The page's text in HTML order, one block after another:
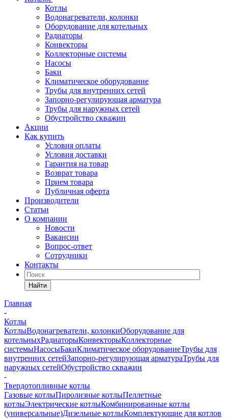
Котлы
Водонагреватели, колонки
Оборудование для котельных
Радиаторы
Конвекторы
Коллекторные системы
Насосы
Баки
Климатическое оборудование
Трубы для внутренних сетей
Запорно-регулирующая арматура
Трубы для наружных сетей
Обустройство скважин
Акции
Как купить
Условия оплаты
Условия доставки
Гарантия на товар
Возврат товара
Прием товара
Публичная оферта
Производители
Статьи
О компании
Новости
Вакансии
Вопрос-ответ
Сотрудники
Контакты
Найти
Главная
-
Котлы
КотлыВодонагреватели, колонкиОборудование для
котельныхРадиаторыКонвекторыКоллекторные
системыНасосыБакиКлиматическое оборудованиеТрубы для
внутренних сетейЗапорно-регулирующая арматураТрубы для
наружных сетейОбустройство скважин
-
Твердотопливные котлы
Газовые котлыПиролизные котлыПеллетные
котлыЭлектрические котлыКомбинированные котлы
(универсальные)Дизельные котлыКомплектующие для котлов